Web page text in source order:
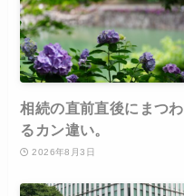
相続の直前直後にまつわ
るカン違い。
2026年8月3日